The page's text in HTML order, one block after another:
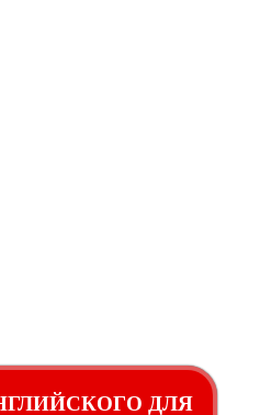
ДЛЯ